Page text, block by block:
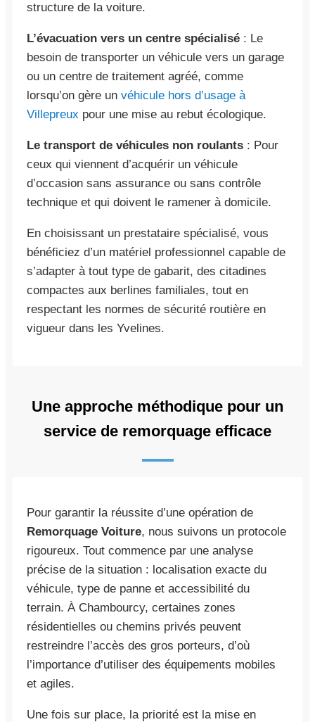
structure de la voiture.
L’évacuation vers un centre spécialisé : Le
besoin de transporter un véhicule vers un garage
ou un centre de traitement agréé, comme
lorsqu’on gère un véhicule hors d’usage à
Villepreux pour une mise au rebut écologique.
Le transport de véhicules non roulants : Pour
ceux qui viennent d’acquérir un véhicule
d’occasion sans assurance ou sans contrôle
technique et qui doivent le ramener à domicile.
En choisissant un prestataire spécialisé, vous
bénéficiez d’un matériel professionnel capable de
s’adapter à tout type de gabarit, des citadines
compactes aux berlines familiales, tout en
respectant les normes de sécurité routière en
vigueur dans les Yvelines.
Une approche méthodique pour un
service de remorquage efficace
Pour garantir la réussite d’une opération de
Remorquage Voiture, nous suivons un protocole
rigoureux. Tout commence par une analyse
précise de la situation : localisation exacte du
véhicule, type de panne et accessibilité du
terrain. À Chambourcy, certaines zones
résidentielles ou chemins privés peuvent
restreindre l’accès des gros porteurs, d’où
l’importance d’utiliser des équipements mobiles
et agiles.
Une fois sur place, la priorité est la mise en